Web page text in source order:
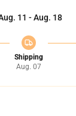
11 - Aug. 18
Shipping
Aug. 07